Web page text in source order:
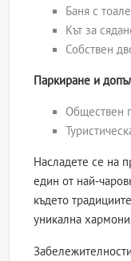
Баня с
Кът за
Собствен
Паркиране и
Обществен
Насладете се на
един от най-
където
уникална